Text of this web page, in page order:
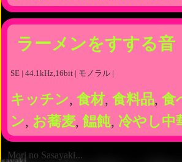
ラーメンをすする音
SE | 44.1kHz,16bit | モノラル |
キッチン, 食材, 食料品, 食
ン, お蕎麦, 饂飩, 冷やし中
Mori no Sasayaki...